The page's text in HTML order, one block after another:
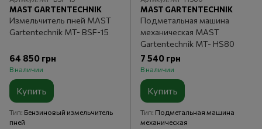
MAST GARTENTECHNIK
Измельчитель пней MAST
Gartentechnik MT- BSF-15
64 850 грн
В наличии
Купить
Тип Бензиновый измельчитель
пней
MAST GARTENTECHNIK
Подметальная машина
механическая MAST
Gartentechnik MT- HS80
7 540 грн
В наличии
Купить
Тип Подметальная машина
механическая